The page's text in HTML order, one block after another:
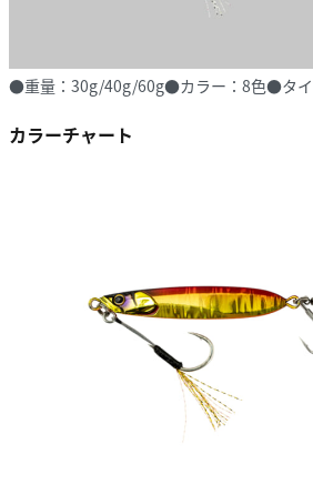
●重量：30g/40g/60g●カラー：8色●タイ
カラーチャート